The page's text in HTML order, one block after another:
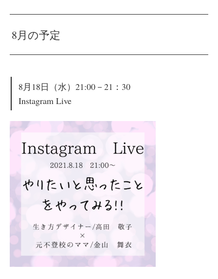
8月の予定
8月18日（水）21:00－21：30
Instagram Live